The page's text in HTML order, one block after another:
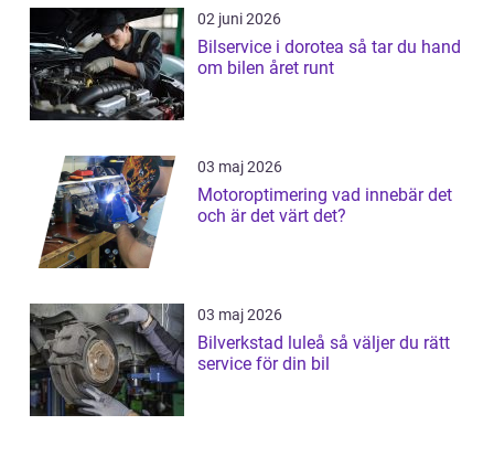
02 juni 2026
Bilservice i dorotea så tar du hand
om bilen året runt
03 maj 2026
Motoroptimering vad innebär det
och är det värt det?
03 maj 2026
Bilverkstad luleå så väljer du rätt
service för din bil